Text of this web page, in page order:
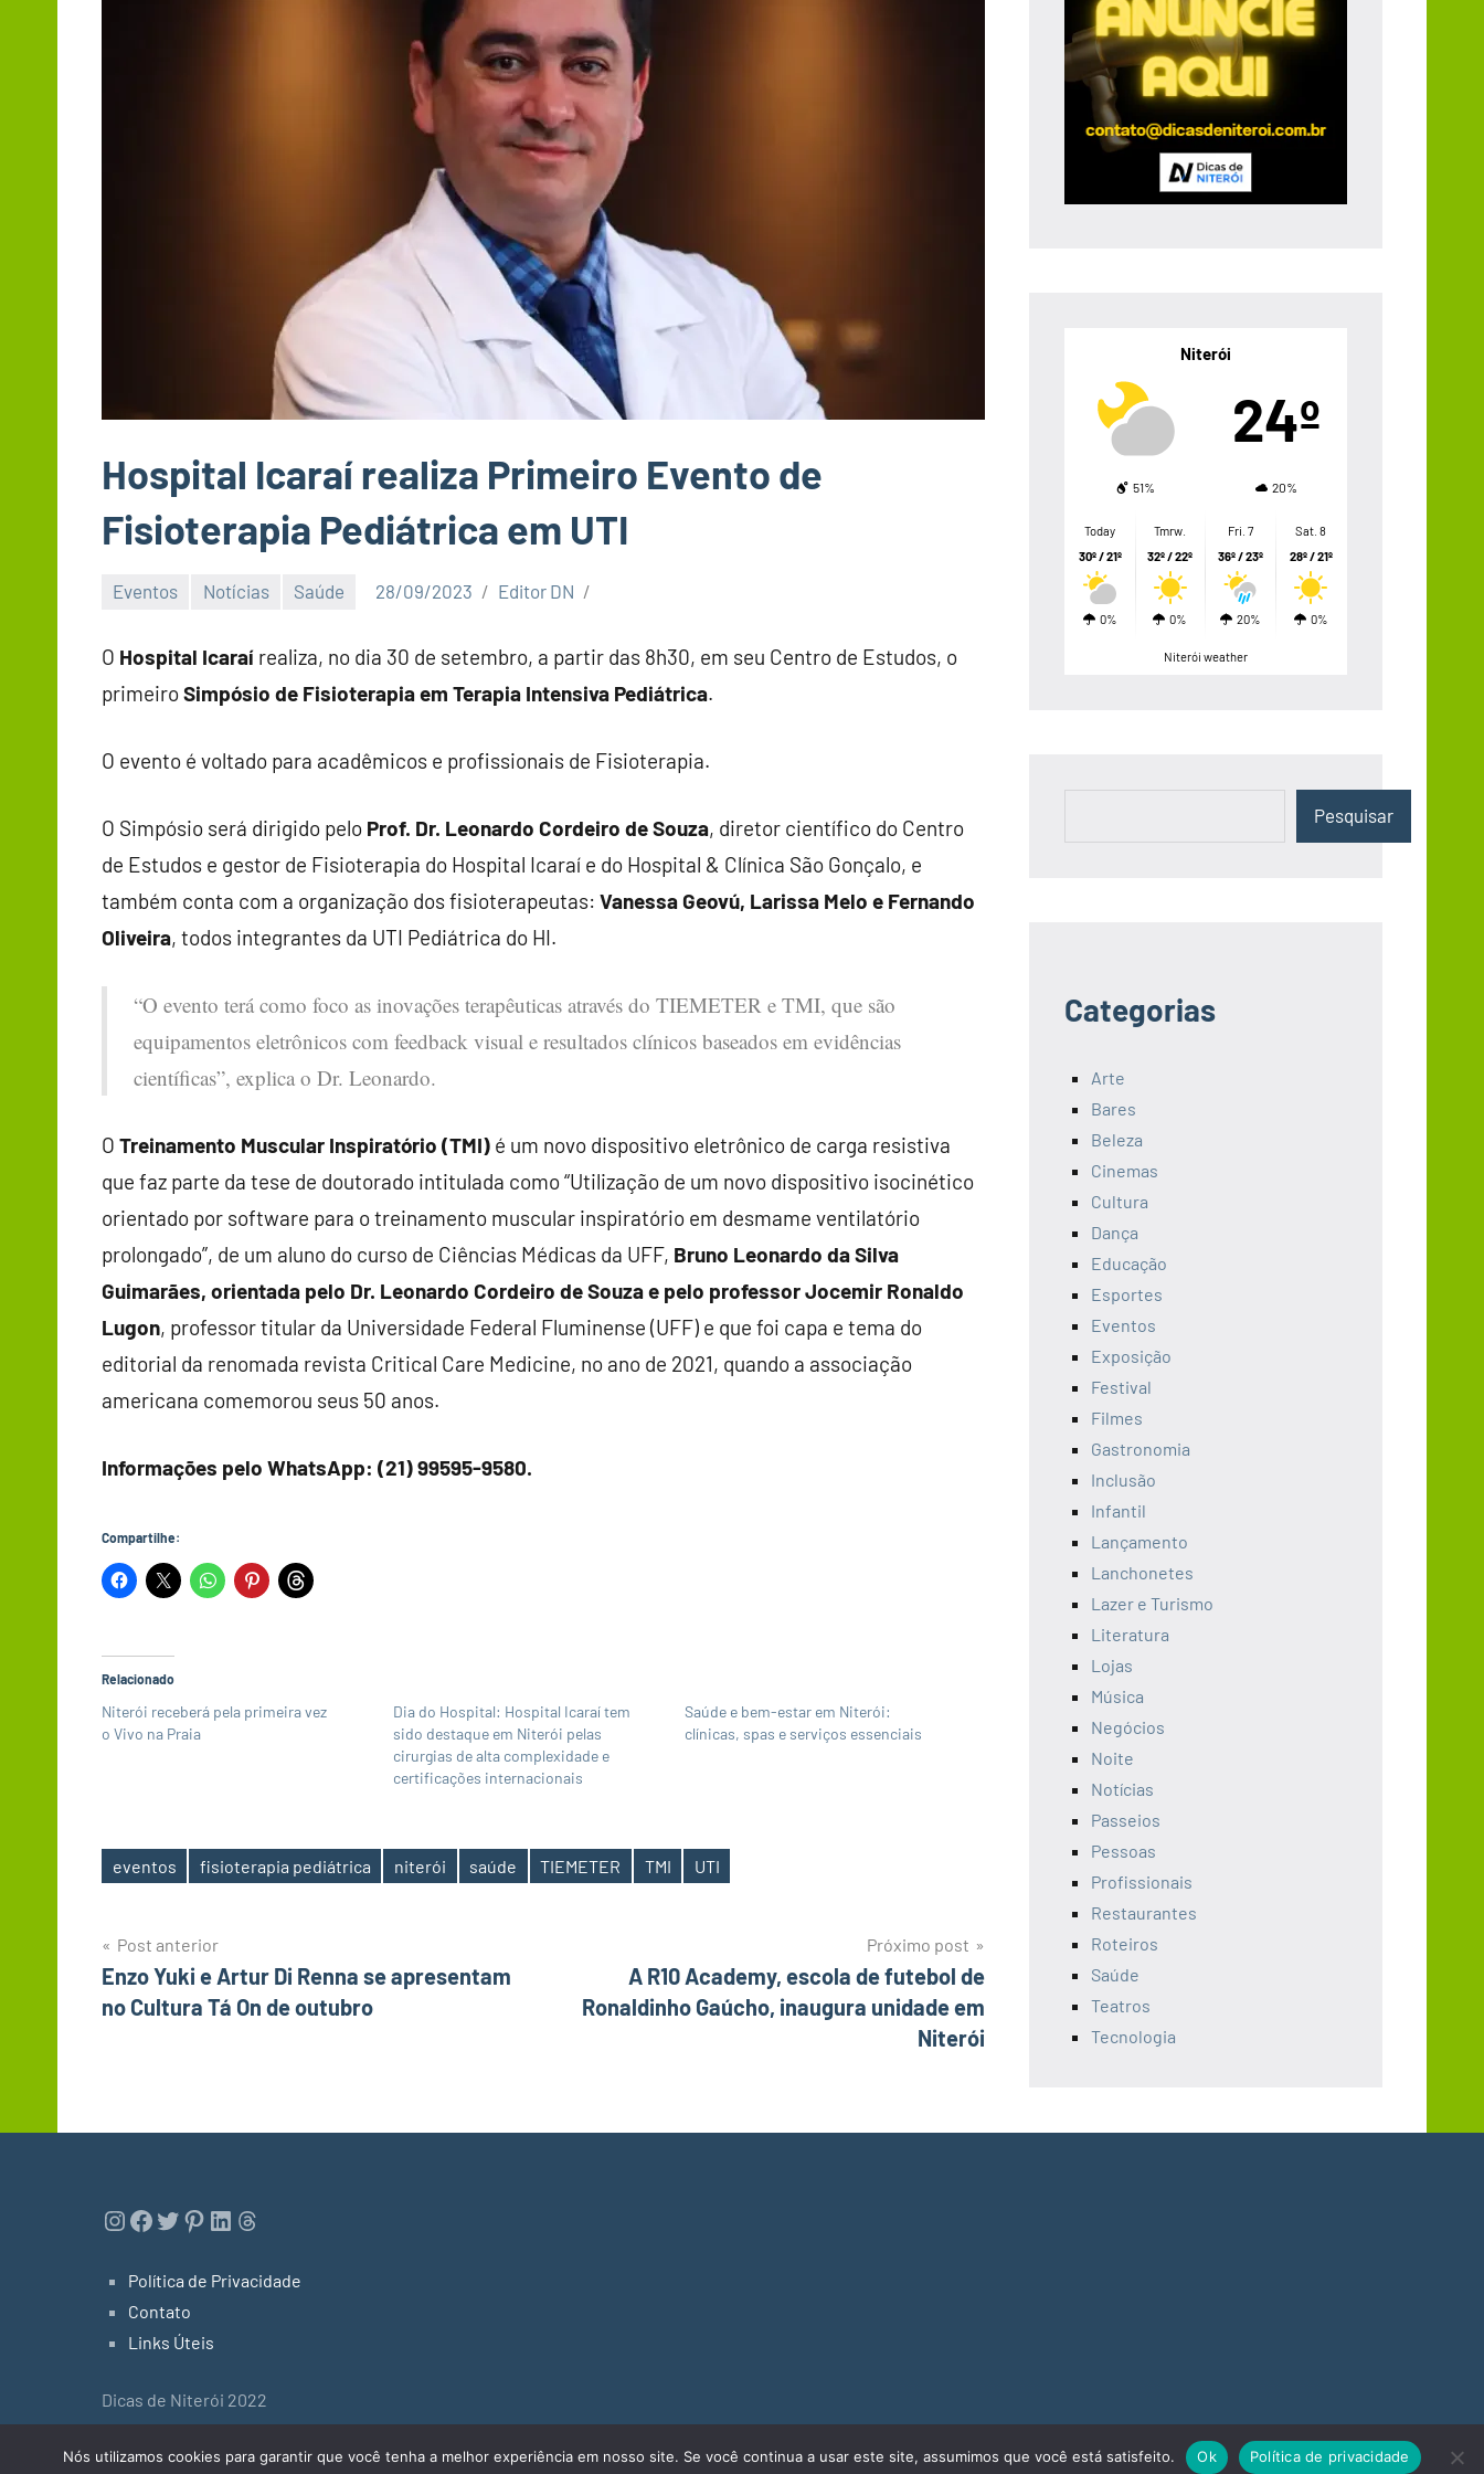
Hospital Icaraí realiza Primeiro Evento de
Fisioterapia Pediátrica em UTI
Eventos Notícias Saúde 28/09/2023 Editor DN
O Hospital Icaraí realiza, no dia 30 de setembro, a partir das 8h30, em seu Centro de Estudos, o
primeiroSimpósio de Fisioterapia em Terapia Intensiva Pediátrica.
O evento é voltado para acadêmicos e profissionais de Fisioterapia.
O Simpósio será dirigido pelo Prof. Dr. Leonardo Cordeiro de Souza, diretor científico do Centro
de Estudos e gestor de Fisioterapia do Hospital Icaraí e do Hospital & Clínica São Gonçalo, e
também conta com a organização dos fisioterapeutas: Vanessa Geovú, Larissa Melo e Fernando
Oliveira, todos integrantes da UTI Pediátrica do HI.
“O evento terá como foco as inovações terapêuticas através do TIEMETER e TMI, que são
equipamentos eletrônicos com feedback visual e resultados clínicos baseados em evidências
científicas”, explica o Dr. Leonardo.
O Treinamento Muscular Inspiratório (TMI) é um novo dispositivo eletrônico de carga resistiva
que faz parte da tese de doutorado intitulada como “Utilização de um novo dispositivo isocinético
orientado por software para o treinamento muscular inspiratório em desmame ventilatório
prolongado”, de um aluno do curso de Ciências Médicas da UFF, Bruno Leonardo da Silva
Guimarães, orientada pelo Dr. Leonardo Cordeiro de Souza e pelo professor Jocemir Ronaldo
Lugon, professor titular da Universidade Federal Fluminense (UFF) e que foi capa e tema do
editorial da renomada revista Critical Care Medicine, no ano de 2021, quando a associação
americana comemorou seus 50 anos.
Informações pelo WhatsApp: (21) 99595-9580.
Compartilhe:
Relacionado
Niterói receberá pela primeira vez
o Vivo na Praia
Dia do Hospital: Hospital Icaraí tem
sido destaque em Niterói pelas
cirurgias de alta complexidade e
certificações internacionais
Saúde e bem-estar em Niterói:
clínicas, spas e serviços essenciais
Tags
eventos fisioterapia pediátrica niterói saúde TIEMETER TMI UTI
Navegação
de
Post anterior
Enzo Yuki e Artur Di Renna se apresentam
no Cultura Tá On de outubro
Próximo post
A R10 Academy, escola de futebol de
Ronaldinho Gaúcho, inaugura unidade em
Niterói
Niterói
24º
51% 20%
Today
30º / 21º
0%
Tmrw.
32º / 22º
0%
Fri. 7
36º / 23º
20%
Sat. 8
28º / 21º
0%
Niterói weather
Pesquisar
Categorias
Arte
Bares
Beleza
Cinemas
Cultura
Dança
Educação
Esportes
Eventos
Exposição
Festival
Filmes
Gastronomia
Inclusão
Infantil
Lançamento
Lanchonetes
Lazer e Turismo
Literatura
Lojas
Música
Negócios
Noite
Notícias
Passeios
Pessoas
Profissionais
Restaurantes
Roteiros
Saúde
Teatros
Tecnologia
Instagram
Facebook
Twitter
Pinterest
LinkedIn
Threads
Política de Privacidade
Contato
Links Úteis
Dicas de Niterói 2022
Tema do WordPress: Occasio by ThemeZee.
Nós utilizamos cookies para garantir que você tenha a melhor experiência em nosso site. Se você continua a usar este site, assumimos que você está satisfeito. Ok Política de privacidade